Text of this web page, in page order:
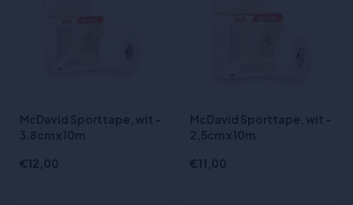
McDavid Sporttape, wit -
3.8cm x 10m
€12,00
McDavid Sporttape, wit -
2,5cm x 10m
€11,00